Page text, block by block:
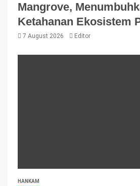
Mangrove,
Ketahanan Ekosistem
7 August 2026 Editor
HANKAM